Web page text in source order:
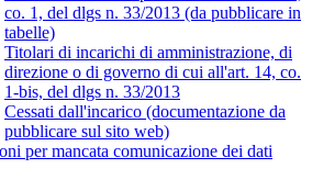
co. 1, del dlgs n. 33/2013 (da pubblicare in
tabelle)
Titolari di incarichi di amministrazione, di
direzione o di governo di cui all'art. 14, co.
1-bis, del dlgs n. 33/2013
Cessati dall'incarico (documentazione da
pubblicare sul sito web)
per mancata comunicazione dei dati